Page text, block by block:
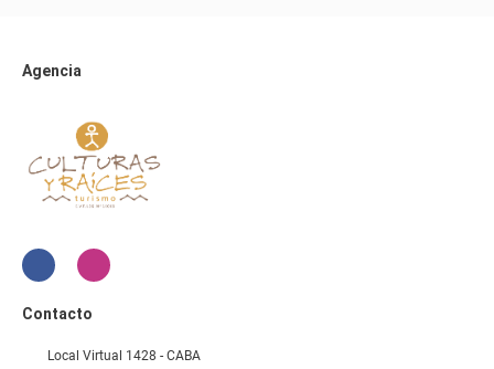
Agencia
Contacto
Local Virtual 1428 - CABA